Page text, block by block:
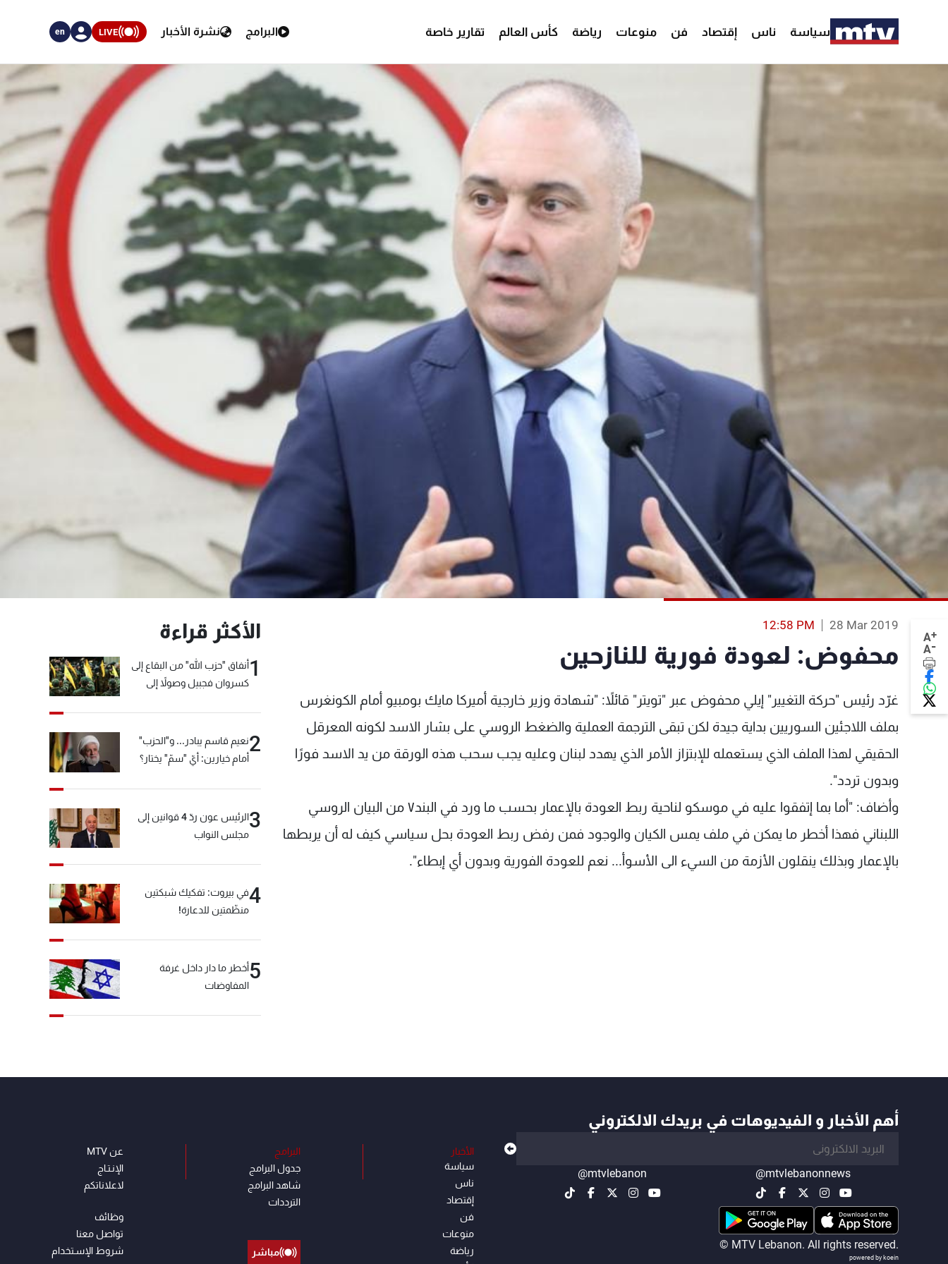
سياسة ناس إقتصاد فن منوعات رياضة كأس العالم تقارير خاصة البرامج نشرة الأخبار LIVE
en
A+
A-
28 Mar 2019
12:58 PM
محفوض: لعودة فورية للنازحين
غرّد رئيس "حركة التغيير" إيلي محفوض عبر "تويتر" قائلاً: "شهادة وزير خارجية أميركا مايك بومبيو أمام الكونغرس
بملف اللاجئين السوريين بداية جيدة لكن تبقى الترجمة العملية والضغط الروسي على بشار الاسد لكونه المعرقل
الحقيقي لهذا الملف الذي يستعمله للإبتزاز الأمر الذي يهدد لبنان وعليه يجب سحب هذه الورقة من يد الاسد فورًا
وبدون تردد".
وأضاف: "أما بما إتفقوا عليه في موسكو لناحية ربط العودة بالإعمار بحسب ما ورد في البند٧ من البيان الروسي
اللبناني فهذا أخطر ما يمكن في ملف يمس الكيان والوجود فمن رفض ربط العودة بحل سياسي كيف له أن يربطها
بالإعمار وبذلك ينقلون الأزمة من السيء الى الأسوأ... نعم للعودة الفورية وبدون أي إبطاء".
الأكثر قراءة
1أنفاق "حزب الله" من البقاع إلى
كسروان فجبيل وصولاً إلى
2نعيم قاسم يبادر... و"الحزب"
أمام خيارين: أيّ "سمّ" يختار؟
3
الرئيس عون ردّ 4 قوانين إلى
مجلس النواب
4في بيروت: تفكيك شبكتين
منظّمتين للدعارة!
5أخطر ما دار داخل غرفة
المفاوضات
أهم الأخبار و الفيديوهات في بريدك الالكتروني
@mtvlebanonnews
@mtvlebanon
© MTV Lebanon. All rights reserved.
powered by koein
الأخبار
سياسة
ناس
إقتصاد
فن
منوعات
رياضة
البرامج
جدول البرامج
شاهد البرامج
الترددات
مباشر
عن MTV
الإنـتـاج
لاعلاناتكم
وظائف
تواصل معنا
شروط الإسـتخدام